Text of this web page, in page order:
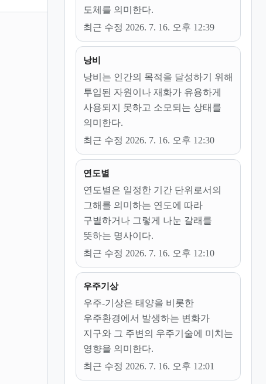
도체를 의미한다.
최근 수정 2026. 7. 16. 오후 12:39
낭비
낭비는 인간의 목적을 달성하기 위해
투입된 자원이나 재화가 유용하게
사용되지 못하고 소모되는 상태를
의미한다.
최근 수정 2026. 7. 16. 오후 12:30
연도별
연도별은 일정한 기간 단위로서의
그해를 의미하는 연도에 따라
구별하거나 그렇게 나눈 갈래를
뜻하는 명사이다.
최근 수정 2026. 7. 16. 오후 12:10
우주기상
우주-기상은 태양을 비롯한
우주환경에서 발생하는 변화가
지구와 그 주변의 우주기술에 미치는
영향을 의미한다.
최근 수정 2026. 7. 16. 오후 12:01